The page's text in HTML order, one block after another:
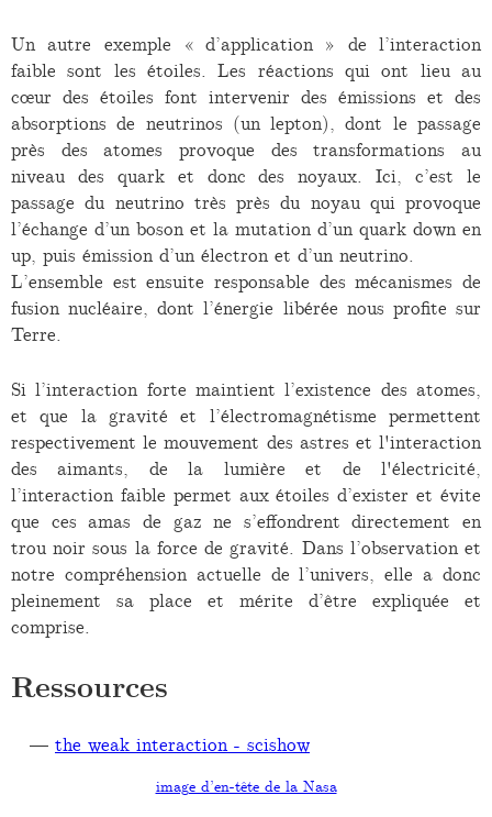
Un autre exemple « d’application » de l’interaction
faible sont les étoiles. Les réactions qui ont lieu au
cœur des étoiles font intervenir des émissions et des
absorptions de neutrinos (un lepton), dont le passage
près des atomes provoque des transformations au
niveau des quark et donc des noyaux. Ici, c’est le
passage du neutrino très près du noyau qui provoque
l’échange d’un boson et la mutation d’un quark down en
up, puis émission d’un électron et d’un neutrino.
L’ensemble est ensuite responsable des mécanismes de
fusion nucléaire, dont l’énergie libérée nous profite sur
Terre.
Si l’interaction forte maintient l’existence des atomes,
et que la gravité et l’électromagnétisme permettent
respectivement le mouvement des astres et l'interaction
des aimants, de la lumière et de l'électricité,
l’interaction faible permet aux étoiles d’exister et évite
que ces amas de gaz ne s’effondrent directement en
trou noir sous la force de gravité. Dans l’observation et
notre compréhension actuelle de l’univers, elle a donc
pleinement sa place et mérite d’être expliquée et
comprise.
Ressources
the weak interaction - scishow
image d’en-tête de la Nasa